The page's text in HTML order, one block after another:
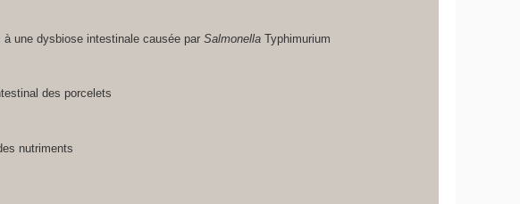
à une dysbiose intestinale causée parSalmonella Typhimurium
des porcelets
nutriments